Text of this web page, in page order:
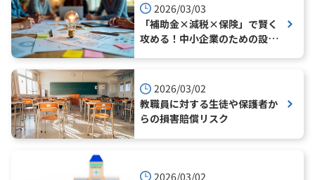
2026/03/03
「補助金×減税×保険」で賢く
攻める！中小企業のための設備
2026/03/02
教職員に対する生徒や保護者か
らの損害賠償リスク
2026/03/02